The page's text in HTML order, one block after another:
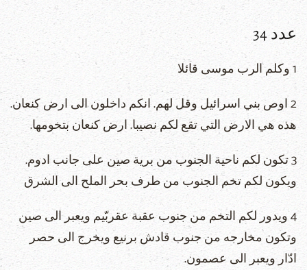
عدد 34
1 وكلم الرب موسى قائلا
2 اوص بني اسرائيل وقل لهم. انكم داخلون الى ارض كنعان.
هذه هي الارض التي تقع لكم نصيبا. ارض كنعان بتخومها.
3 تكون لكم ناحية الجنوب من برية صين على جانب ادوم.
ويكون لكم تخم الجنوب من طرف بحر الملح الى الشرق
4 ويدور لكم التخم من جنوب عقبة عقربّيم ويعبر الى صين
وتكون مخارجه من جنوب قادش برنيع ويخرج الى حصر
ادّار ويعبر الى عصمون.